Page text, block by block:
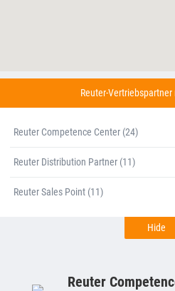
Reuter-
Reuter Competence Center (24)
Reuter Distribution Partner (11)
Reuter Sales Point (11)
Hide
Reuter